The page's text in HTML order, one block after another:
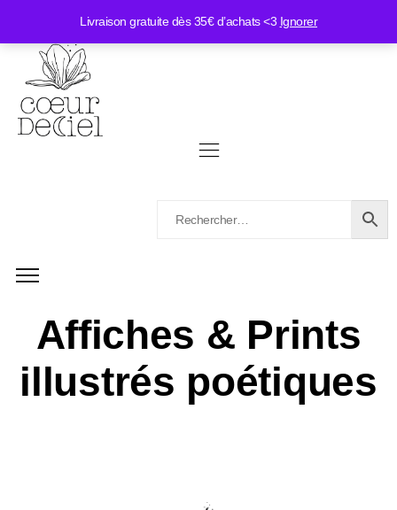
Livraison gratuite dès 35€ d’achats <3 Ignorer
Affiches & Prints
illustrés poétiques